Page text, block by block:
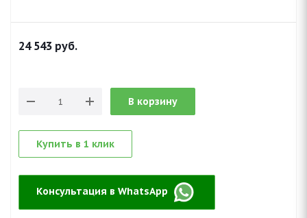
24 543 руб.
В корзину
Купить в 1 клик
Консультация в WhatsApp